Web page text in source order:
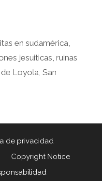
en sudamérica
jesuiticas ruinas
Loyola San
de privacidad
Copyright Notice